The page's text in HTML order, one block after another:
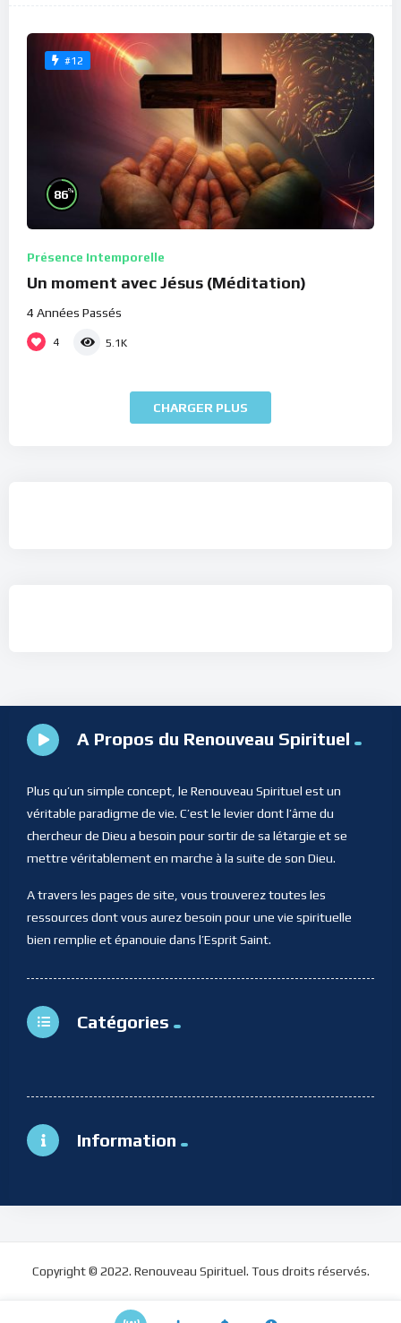
#12
86%
Présence Intemporelle
Un moment avec Jésus (Méditation)
4 Années Passés
4 5.1K
CHARGER PLUS
A Propos du Renouveau Spirituel
Plus qu’un simple concept, le Renouveau Spirituel est un
véritable paradigme de vie. C’est le levier dont l’âme du
chercheur de Dieu a besoin pour sortir de sa létargie et se
mettre véritablement en marche à la suite de son Dieu.
A travers les pages de site, vous trouverez toutes les
ressources dont vous aurez besoin pour une vie spirituelle
bien remplie et épanouie dans l’Esprit Saint.
Catégories
Information
Copyright © 2022. Renouveau Spirituel. Tous droits réservés.